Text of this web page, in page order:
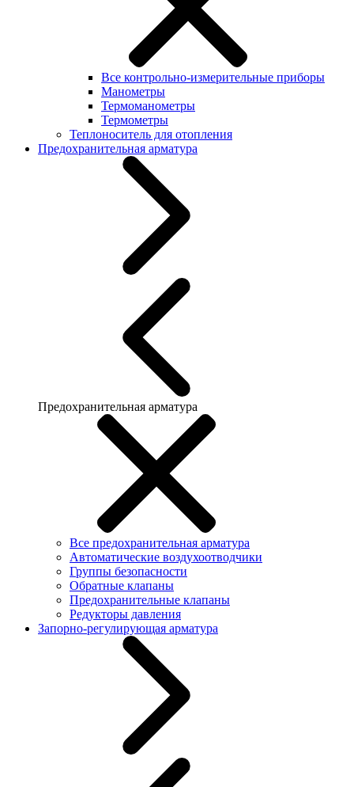
Все контрольно-измерительные приборы
Манометры
Термоманометры
Термометры
Теплоноситель для отопления
Предохранительная арматура
Предохранительная арматура
Все предохранительная арматура
Автоматические воздухоотводчики
Группы безопасности
Обратные клапаны
Предохранительные клапаны
Редукторы давления
Запорно-регулирующая арматура